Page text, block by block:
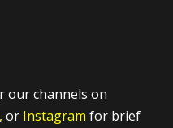
our channels on
or Instagram for brief